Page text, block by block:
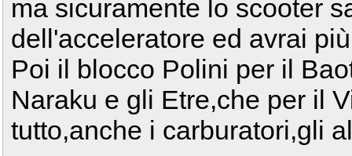
ma sicuramente lo scooter
dell'acceleratore ed avrai
Poi il blocco Polini per il
Naraku e gli Etre,che per il
tutto,anche i carburatori,gli